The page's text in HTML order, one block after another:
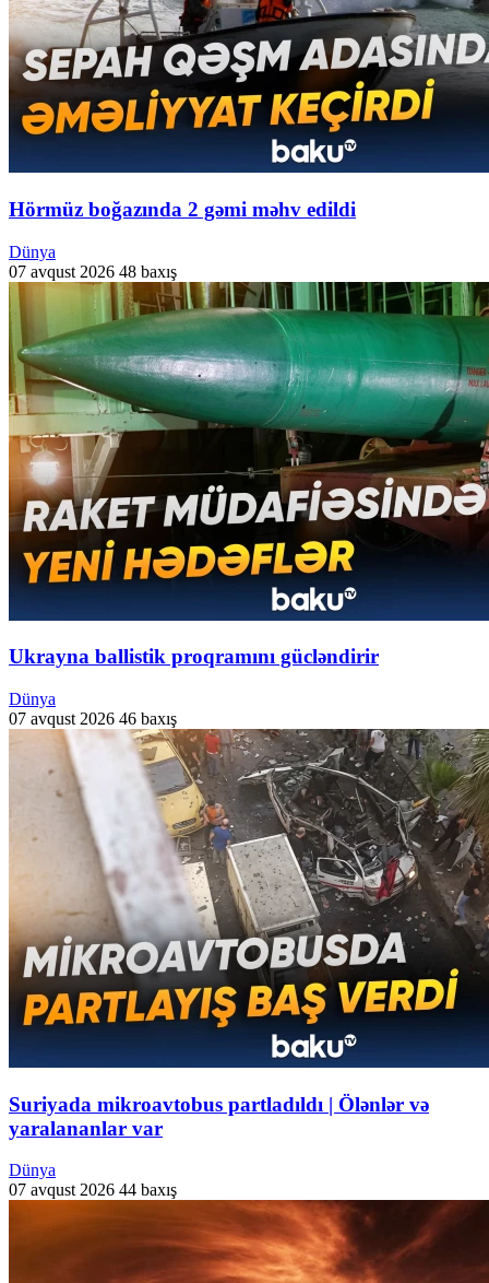
Hörmüz boğazında 2 gəmi məhv edildi
Dünya
07 avqust 2026 48 baxış
Ukrayna ballistik proqramını gücləndirir
Dünya
07 avqust 2026 46 baxış
Suriyada mikroavtobus partladıldı | Ölənlər və
yaralananlar var
Dünya
07 avqust 2026 44 baxış